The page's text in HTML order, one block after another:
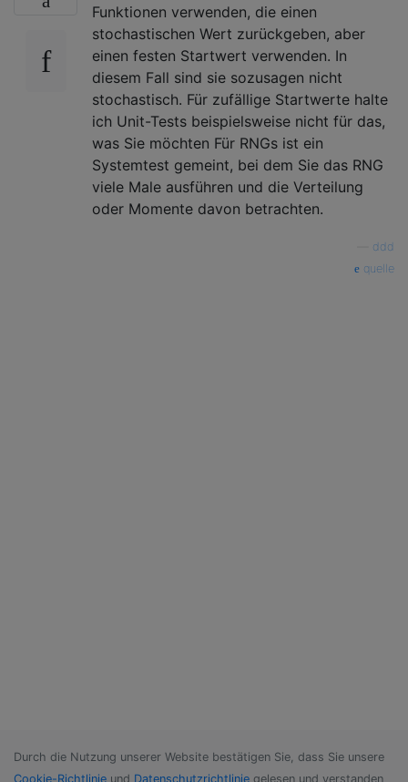
Funktionen verwenden, die einen
stochastischen Wert zurückgeben, aber
einen festen Startwert verwenden. In
diesem Fall sind sie sozusagen nicht
stochastisch. Für zufällige Startwerte halte
ich Unit-Tests beispielsweise nicht für das,
was Sie möchten Für RNGs ist ein
Systemtest gemeint, bei dem Sie das RNG
viele Male ausführen und die Verteilung
oder Momente davon betrachten.
ddd
quelle
Durch die Nutzung unserer Website bestätigen Sie, dass Sie unsere
Cookie-Richtlinie und Datenschutzrichtlinie gelesen und verstanden